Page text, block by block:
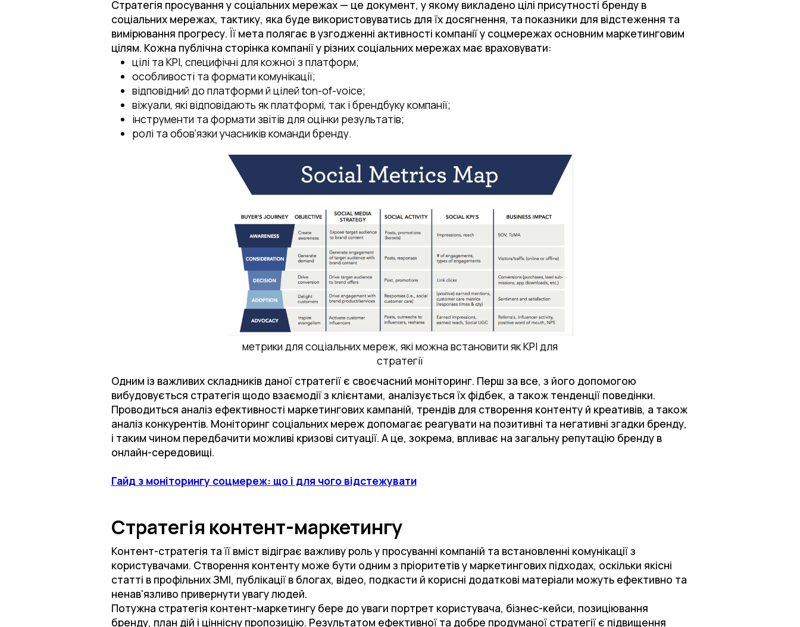
Стратегія просування у соціальних мережах — це документ, у якому викладено цілі присутності бренду в
соціальних мережах, тактику, яка буде використовуватись для їх досягнення, та показники для відстеження та
вимірювання прогресу. Її мета полягає в узгодженні активності компанії у соцмережах основним маркетинговим
цілям. Кожна публічна сторінка компанії у різних соціальних мережах має враховувати:
цілі та KPI, специфічні для кожної з платформ;
особливості та формати комунікації;
відповідний до платформи й цілей ton-of-voice;
віжуали, які відповідають як платформі, так і брендбуку компанії;
інструменти та формати звітів для оцінки результатів;
ролі та обов’язки учасників команди бренду.
метрики для соціальних мереж, які можна встановити як KPI для
стратегії
Одним із важливих складників даної стратегії є своєчасний моніторинг. Перш за все, з його допомогою
вибудовується стратегія щодо взаємодії з клієнтами, аналізується їх фідбек, а також тенденції поведінки.
Проводиться аналіз ефективності маркетингових кампаній, трендів для створення контенту й креативів, а також
аналіз конкурентів. Моніторинг соціальних мереж допомагає реагувати на позитивні та негативні згадки бренду,
і таким чином передбачити можливі кризові ситуації. А це, зокрема, впливає на загальну репутацію бренду в
онлайн-середовищі.
Гайд з моніторингу соцмереж: що і для чого відстежувати
Стратегія контент-маркетингу
Контент-стратегія та її вміст відіграє важливу роль у просуванні компаній та встановленні комунікації з
користувачами. Створення контенту може бути одним з пріоритетів у маркетингових підходах, оскільки якісні
статті в профільних ЗМІ, публікації в блогах, відео, подкасти й корисні додаткові матеріали можуть ефективно та
ненав'язливо привернути увагу людей.
Потужна стратегія контент-маркетингу бере до уваги портрет користувача, бізнес-кейси, позиціювання
бренду, план дій і ціннісну пропозицію. Результатом ефективної та добре продуманої стратегії є підвищення